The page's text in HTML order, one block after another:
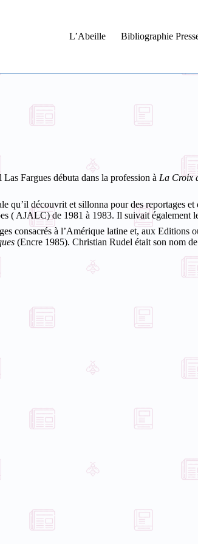
L’Abeille
Bibliographie
Fargues débuta dans la profession à La Croix
qu’il découvrit et sillonna pour des reportages
( AJALC) de 1981 à 1983. Il suivait également
consacrés à l’Amérique latine et, aux Editions
(Encre 1985). Christian Rudel était son nom